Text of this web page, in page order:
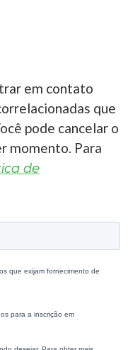
em contato
que
pode cancelar o
momento. Para
de